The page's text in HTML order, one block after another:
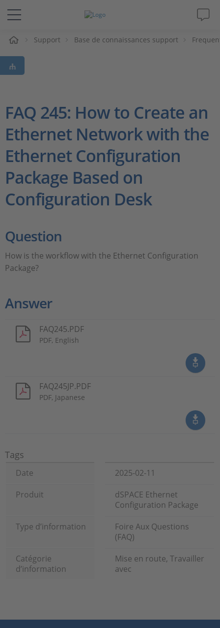
Solutions & Produits
Support
Société
Carrières
Support Base de connaissances support
FAQ 245: How to Create an
Ethernet Network with the
Ethernet Configuration
Package Based on
Configuration Desk
Question
How is the workflow with the Ethernet Configuration
Package?
Answer
FAQ245.PDF
PDF, English
FAQ245JP.PDF
PDF, Japanese
Tags
Date
2025-02-11
Produit
dSPACE Ethernet
Configuration Package
Type d’information
Foire Aux Questions
(FAQ)
Catégorie
d’information
Mise en route, Travailler
avec